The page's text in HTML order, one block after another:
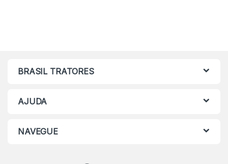
BRASIL TRATORES
AJUDA
NAVEGUE